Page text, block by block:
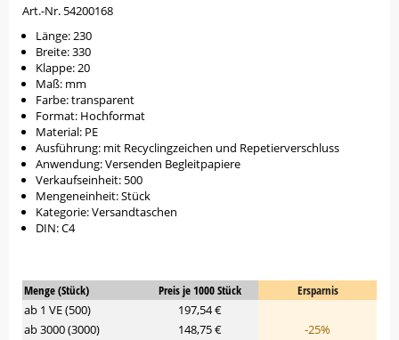
Art.-Nr. 54200168
Länge: 230
Breite: 330
Klappe: 20
Maß: mm
Farbe: transparent
Format: Hochformat
Material: PE
Ausführung: mit Recyclingzeichen und Repetierverschluss
Anwendung: Versenden Begleitpapiere
Verkaufseinheit: 500
Mengeneinheit: Stück
Kategorie: Versandtaschen
DIN: C4
Menge (Stück) Preis je 1000 Stück
Ersparnis
ab 1 VE (500)
197,54 €
ab 3000 (3000)
148,75 €
-25%